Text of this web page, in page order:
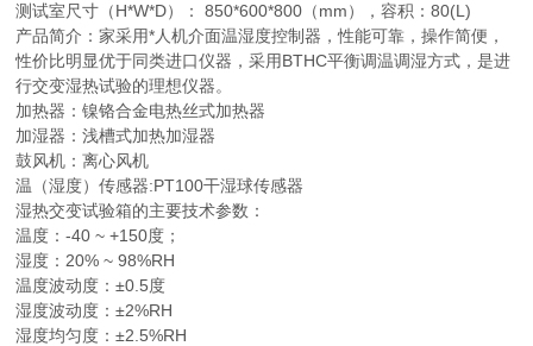
测试室尺寸（H*W*D）： 850*600*800（mm），容积：80(L)
产品简介：家采用*人机介面温湿度控制器，性能可靠，操作简便，
性价比明显优于同类进口仪器，采用BTHC平衡调温调湿方式，是进
行交变湿热试验的理想仪器。
加热器：镍铬合金电热丝式加热器
加湿器：浅槽式加热加湿器
鼓风机：离心风机
温（湿度）传感器:PT100干湿球传感器
湿热交变试验箱的主要技术参数：
温度：-40 ~ +150度；
湿度：20% ~ 98%RH
温度波动度：±0.5度
湿度波动度：±2%RH
湿度均匀度：±2.5%RH